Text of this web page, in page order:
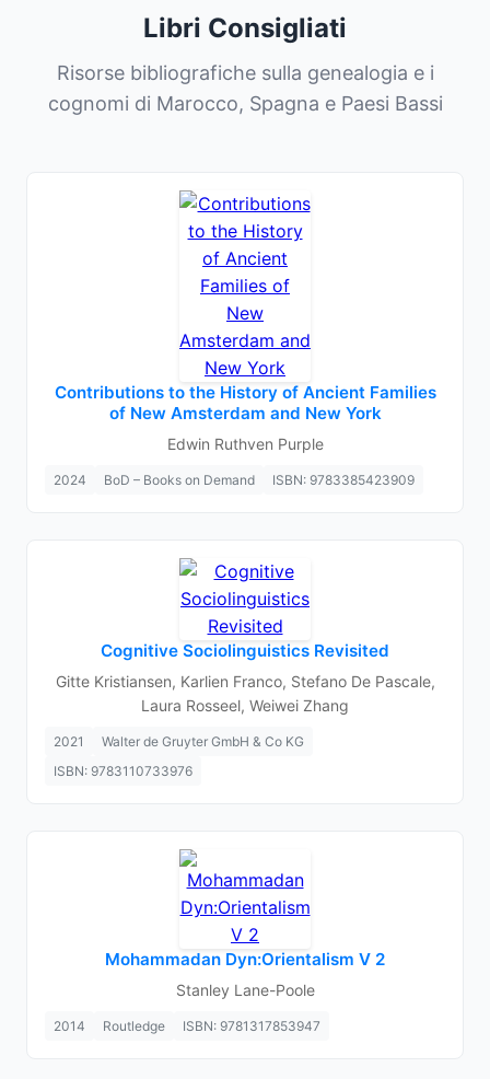
Libri Consigliati
Risorse bibliografiche sulla genealogia e i
cognomi di Marocco, Spagna e Paesi Bassi
Contributions to the History of Ancient Families
of New Amsterdam and New York
Edwin Ruthven Purple
2024 BoD – Books on Demand ISBN: 9783385423909
Cognitive Sociolinguistics Revisited
Gitte Kristiansen, Karlien Franco, Stefano De Pascale,
Laura Rosseel, Weiwei Zhang
2021
Walter de Gruyter GmbH & Co KG
ISBN: 9783110733976
Mohammadan Dyn:Orientalism V 2
Stanley Lane-Poole
2014 Routledge ISBN: 9781317853947